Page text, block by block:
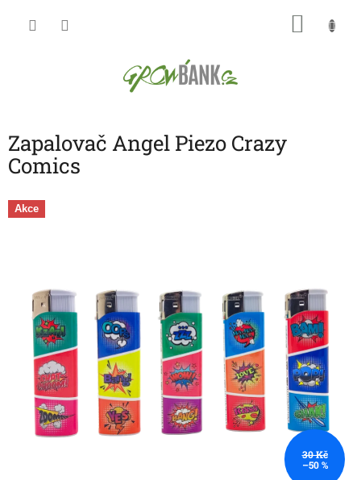
Zapalovač Angel Piezo Crazy
Comics
Akce
30 Kč
–50 %